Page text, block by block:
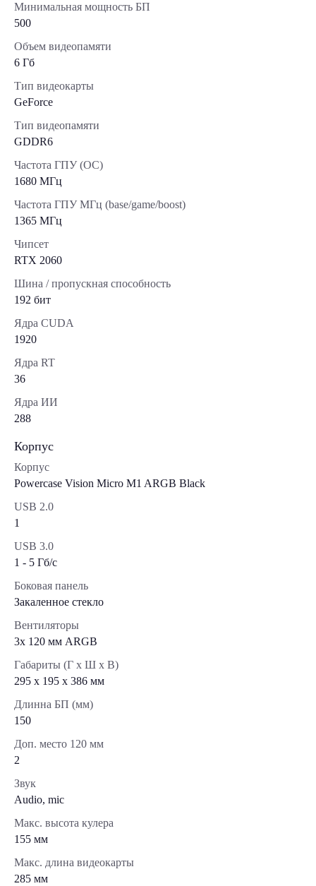
Минимальная мощность БП
500
Объем видеопамяти
6 Гб
Тип видеокарты
GeForce
Тип видеопамяти
GDDR6
Частота ГПУ (OC)
1680 МГц
Частота ГПУ МГц (base/game/boost)
1365 МГц
Чипсет
RTX 2060
Шина / пропускная способность
192 бит
Ядра CUDA
1920
Ядра RT
36
Ядра ИИ
288
Корпус
Корпус
Powercase Vision Micro M1 ARGB Black
USB 2.0
1
USB 3.0
1 - 5 Гб/с
Боковая панель
Закаленное стекло
Вентиляторы
3х 120 мм ARGB
Габариты (Г x Ш x В)
295 x 195 x 386 мм
Длинна БП (мм)
150
Доп. место 120 мм
2
Звук
Audio, mic
Макс. высота кулера
155 мм
Макс. длина видеокарты
285 мм